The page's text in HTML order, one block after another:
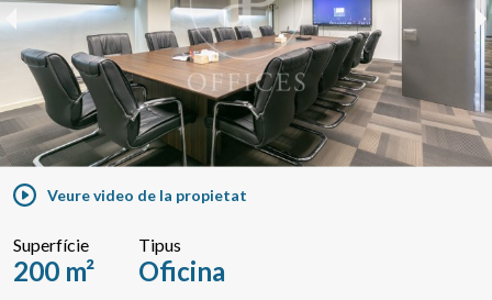
Cercar per text o referència
Cerca avançada
Veure video de la propietat
Superfície
200 m²
Tipus
Oficina